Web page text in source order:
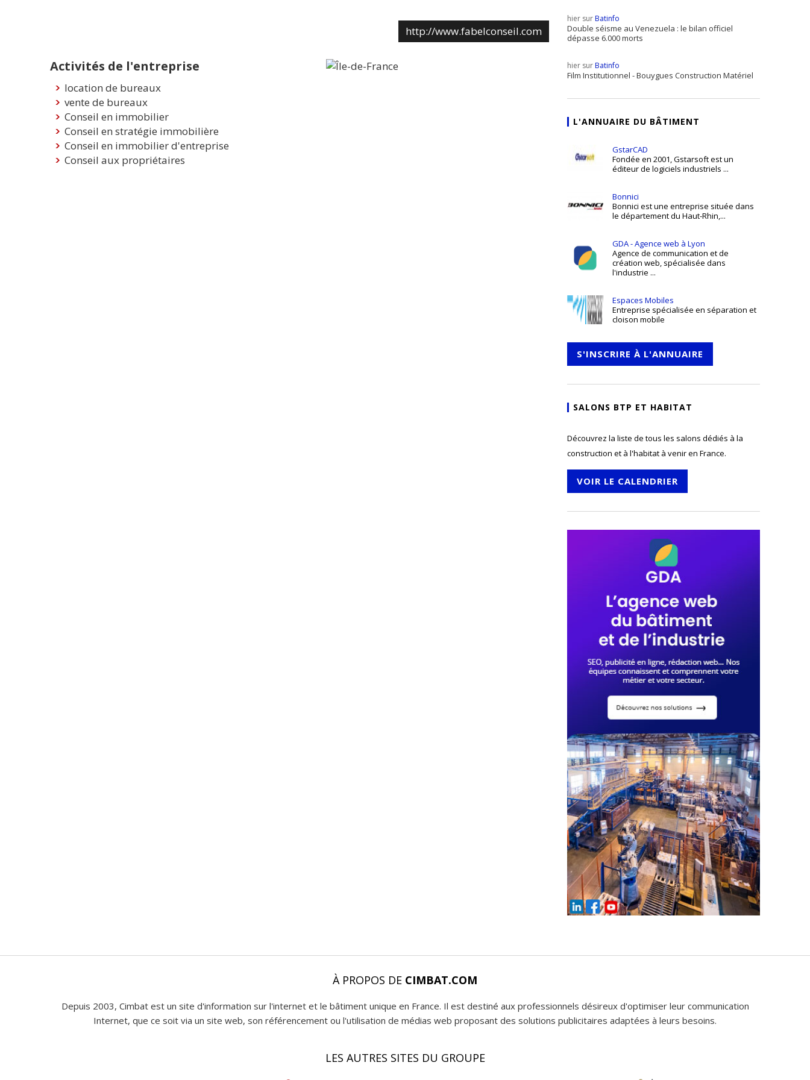
http://www.fabelconseil.com
Activités de l'entreprise
location de bureaux
vente de bureaux
Conseil en immobilier
Conseil en stratégie immobilière
Conseil en immobilier d'entreprise
Conseil aux propriétaires
hier surBatinfo
Double séisme au Venezuela : le bilan officiel
dépasse 6.000 morts
hier surBatinfo
Film Institutionnel - Bouygues Construction Matériel
L'ANNUAIRE DU BÂTIMENT
GstarCAD
Fondée en 2001, Gstarsoft est un
éditeur de logiciels industriels ...
Bonnici
Bonnici est une entreprise située dans
le département du Haut-Rhin,...
GDA - Agence web à Lyon
Agence de communication et de
création web, spécialisée dans
l'industrie ...
Espaces Mobiles
Entreprise spécialisée en séparation et
cloison mobile
S'INSCRIRE À L'ANNUAIRE
SALONS BTP ET HABITAT
Découvrez la liste de tous les salons dédiés à la
construction et à l'habitat à venir en France.
VOIR LE CALENDRIER
À PROPOS DE CIMBAT.COM
Depuis 2003, Cimbat est un site d'information sur l'internet et le bâtiment unique en France. Il est destiné aux professionnels désireux d'optimiser leur communication
Internet, que ce soit via un site web, son référencement ou l'utilisation de médias web proposant des solutions publicitaires adaptées à leurs besoins.
LES AUTRES SITES DU GROUPE